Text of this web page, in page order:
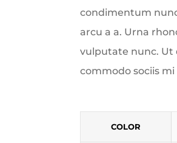
condimentum
arcu a a. Urna
vulputate nunc.
commodo sociis
COLOR